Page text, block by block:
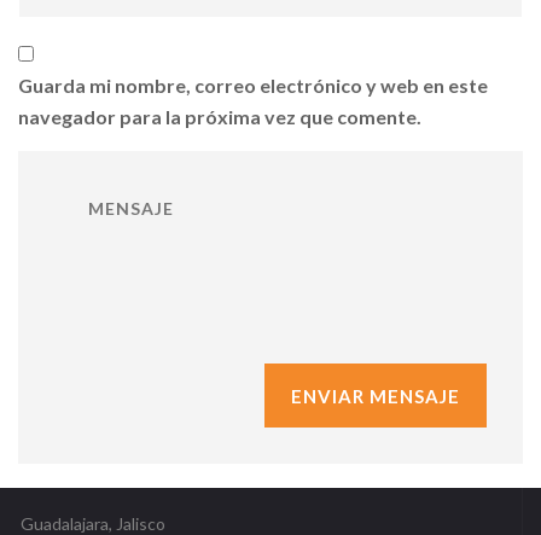
Guarda mi nombre, correo electrónico y web en este
navegador para la próxima vez que comente.
Guadalajara, Jalisco